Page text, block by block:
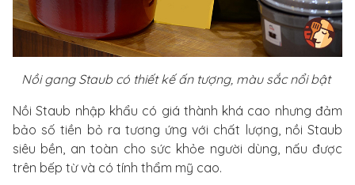
Nồi gang Staub có thiết kế ấn tượng, màu sắc nổi bật
Nồi Staub nhập khẩu có giá thành khá cao nhưng đảm
bảo số tiền bỏ ra tương ứng với chất lượng, nồi Staub
siêu bền, an toàn cho sức khỏe người dùng, nấu được
trên bếp từ và có tính thẩm mỹ cao.